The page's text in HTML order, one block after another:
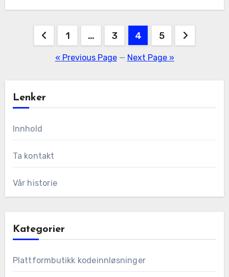
Posts
pagination
1 … 3 4 5
« Previous Page— Next Page »
Lenker
Innhold
Ta kontakt
Vår historie
Kategorier
Plattformbutikk kodeinnløsninger